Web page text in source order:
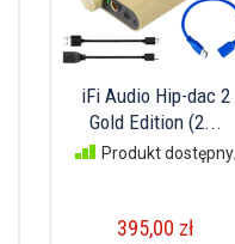
iFi Audio Hip-dac 2
Gold Edition (2...
Produkt dostępny.
395,00 zł